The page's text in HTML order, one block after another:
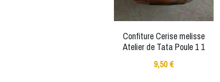
Confiture Cerise melisse
Atelier de Tata Poule 1 1
9,50 €